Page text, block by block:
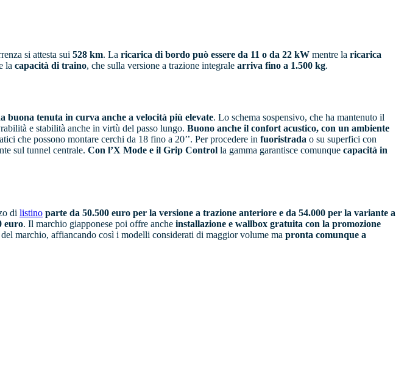
si attesta sui 528 km. La ricarica di bordo può essere da 11 o da 22 kW mentre la ricarica
la capacità di traino, che sulla versione a trazione integrale arriva fino a 1.500 kg.
buona tenuta in curva anche a velocità più elevate. Lo schema sospensivo, che ha mantenuto il
e stabilità anche in virtù del passo lungo. Buono anche il confort acustico, con un ambiente
che possono montare cerchi da 18 fino a 20’’. Per procedere in fuoristrada o su superfici con
sul tunnel centrale. Con l’X Mode e il Grip Control la gamma garantisce comunque capacità in
di listino parte da 50.500 euro per la versione a trazione anteriore e da 54.000 per la variante a
euro. Il marchio giapponese poi offre anche installazione e wallbox gratuita con la promozione
marchio, affiancando così i modelli considerati di maggior volume ma pronta comunque a